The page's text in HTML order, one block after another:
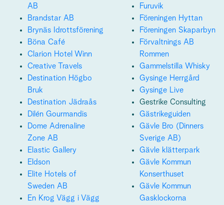
AB
Brandstar AB
Brynäs Idrottsförening
Böna Café
Clarion Hotel Winn
Creative Travels
Destination Högbo
Bruk
Destination Jädraås
Dilén Gourmandis
Dome Adrenaline
Zone AB
Elastic Gallery
Eldson
Elite Hotels of
Sweden AB
En Krog Vägg i Vägg
Furuvik
Föreningen Hyttan
Föreningen Skaparbyn
Förvaltnings AB
Rommen
Gammelstilla Whisky
Gysinge Herrgård
Gysinge Live
Gestrike Consulting
Gästrikeguiden
Gävle Bro (Dinners
Sverige AB)
Gävle klätterpark
Gävle Kommun
Konserthuset
Gävle Kommun
Gasklockorna